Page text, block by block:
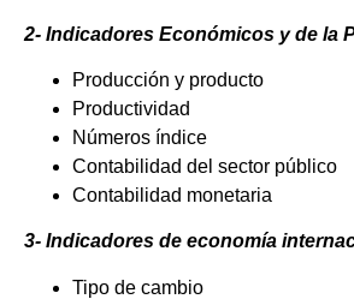
2- Indicadores Económicos y de la
Producción y producto
Productividad
Números índice
Contabilidad del sector público
Contabilidad monetaria
3- Indicadores de economía
Tipo de cambio